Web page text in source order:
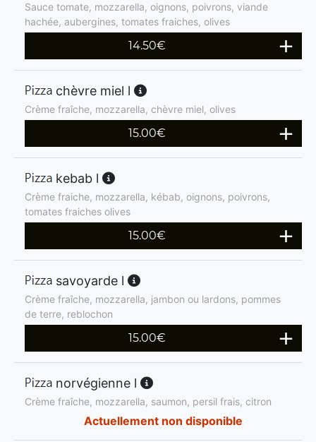
Sauce tomate, mozzarella, oignons, poivrons, viande
hachée, aubergines, tomates fraiches, olives
14.50€
chèvre miel l
Crème fraîche, mozzarella, chèvre miel, olives
15.00€
kebab l
Crème fraiche, mozzarella, kébab, oignons, poivrons,
tomates fraiches olives
15.00€
savoyarde l
Crème fraîche, mozzarella, jambon ou lardons, pommes
de terre, reblochon
15.00€
norvégienne l
Crème fraîche, mozzarella, saumon, persil frais, citron
Actuellement non disponible